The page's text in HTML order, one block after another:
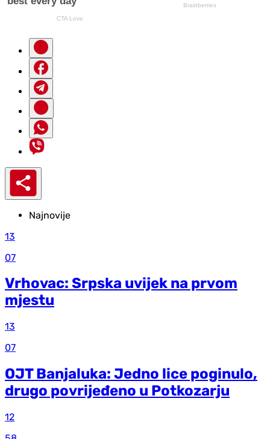
Najnovije
13
07
Vrhovac: Srpska uvijek na prvom
mjestu
13
07
OJT Banjaluka: Jedno lice poginulo,
drugo povrijeđeno u Potkozarju
12